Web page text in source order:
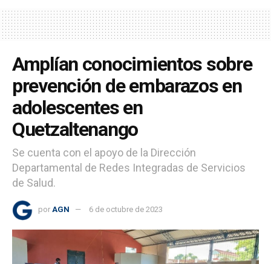
Amplían conocimientos sobre
prevención de embarazos en
adolescentes en
Quetzaltenango
Se cuenta con el apoyo de la Dirección
Departamental de Redes Integradas de Servicios
de Salud.
por AGN 6 de octubre de 2023